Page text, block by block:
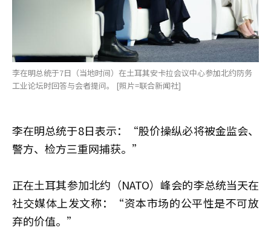
李在明总统于7日（当地时间）在土耳其安卡拉会议中心参加北约防务
工业论坛时回答与会者提问。 [照片=联合新闻社]
李在明总统于8日表示：“股价操纵必将被金监会、
警方、检方三重网捕获。”
正在土耳其参加北约（NATO）峰会的李总统当天在
社交媒体上发文称：“资本市场的公平性是不可放
弃的价值。”